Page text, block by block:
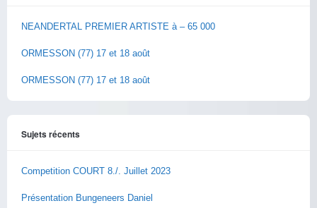
NEANDERTAL PREMIER ARTISTE à – 65 000
ORMESSON (77) 17 et 18 août
ORMESSON (77) 17 et 18 août
Sujets récents
Competition COURT 8./. Juillet 2023
Présentation Bungeneers Daniel